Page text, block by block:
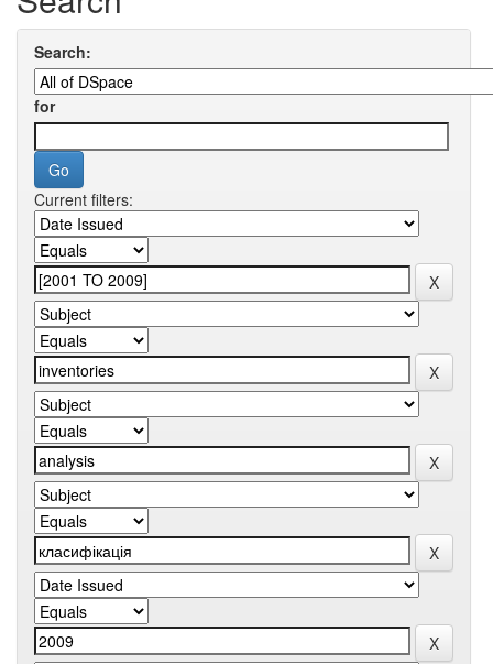
Search:
for
Current filters: